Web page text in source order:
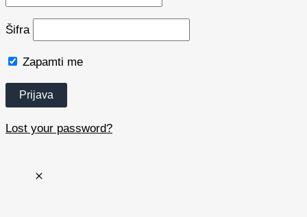
Šifra
Zapamti me
Lost your password?